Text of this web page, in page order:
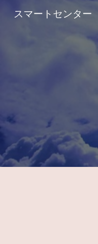
スマートセンター